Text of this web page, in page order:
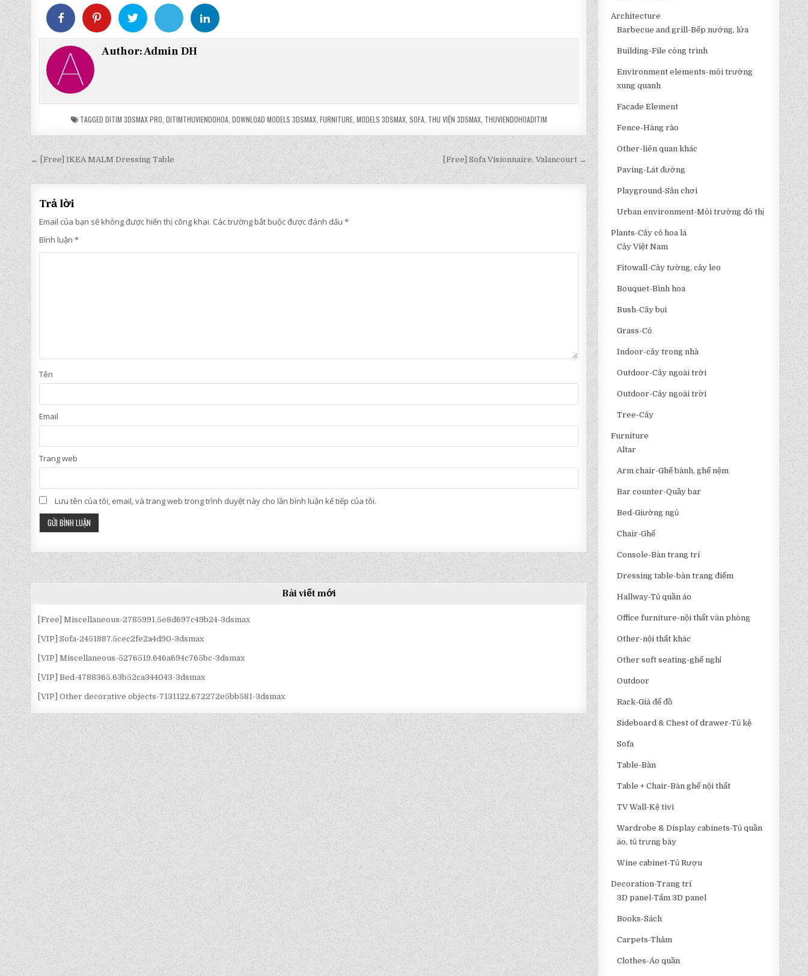
Author:Admin DH
TAGGED DITIM 3DSMAX PRO DITIMTHUVIENDOHOA, DOWNLOAD MODELS 3DSMAX, FURNITURE, MODELS 3DSMAX, SOFA, THƯ VIỆN 3DSMAX, THUVIENDOHOADITIM
Điều
hướng
bài
viết
[Free] Sofa Visionnaire, Valancourt →
← [Free] IKEA MALM Dressing Table
Trả lời
Email của bạn sẽ không được hiển thị công khai. Các trường bắt buộc được đánh dấu*
Bình luận*
Tên
Email
Trang web
Lưu tên của tôi, email, và trang web trong trình duyệt này cho lần bình luận kế tiếp của tôi.
Bài viết mới
[Free] Miscellaneous-2785991.5e8d697c49b24-3dsmax
[VIP] Sofa-2451887.5cec2fe2a4d90-3dsmax
[VIP] Miscellaneous-5276519.646a694c765bc-3dsmax
[VIP] Bed-4788365.63b52ca344043-3dsmax
[VIP] Other decorative objects-7131122.672272e5bb581-3dsmax
Architecture
Barbecue and grill-Bếp nướng, lửa
Building-File công trình
Environment elements-môi trường
xung quanh
Facade Element
Fence-Hàng rào
Other-liên quan khác
Paving-Lát đường
Playground-Sân chơi
Urban environment-Môi trường đô thị
Plants-Cây cỏ hoa lá
Cây Việt Nam
Fitowall-Cây tường, cây leo
Bouquet-Bình hoa
Bush-Cây bụi
Grass-Cỏ
Indoor-cây trong nhà
Outdoor-Cây ngoài trời
Outdoor-Cây ngoài trời
Tree-Cây
Furniture
Altar
Arm chair-Ghế bành, ghế nệm
Bar counter-Quầy bar
Bed-Giường ngủ
Chair-Ghế
Console-Bàn trang trí
Dressing table-bàn trang điểm
Hallway-Tủ quần áo
Office furniture-nội thất văn phòng
Other-nội thất khác
Other soft seating-ghế nghỉ
Outdoor
Rack-Giá để đồ
Sideboard & Chest of drawer-Tủ kệ
Sofa
Table-Bàn
Table + Chair-Bàn ghế nội thất
TV Wall-Kệ tivi
Wardrobe & Display cabinets-Tủ quần
áo, tủ trưng bày
Wine cabinet-Tủ Rượu
Decoration-Trang trí
3D panel-Tấm 3D panel
Books-Sách
Carpets-Thảm
Clothes-Áo quần